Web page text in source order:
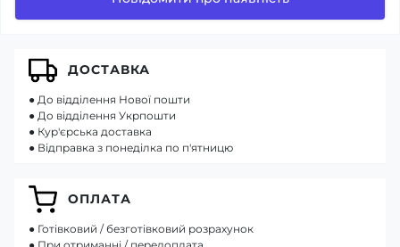
ДОСТАВКА
● До відділення Нової пошти
● До відділення Укрпошти
● Кур'єрська доставка
● Відправка з понеділка по п'ятницю
ОПЛАТА
● Готівковий / безготівковий розрахунок